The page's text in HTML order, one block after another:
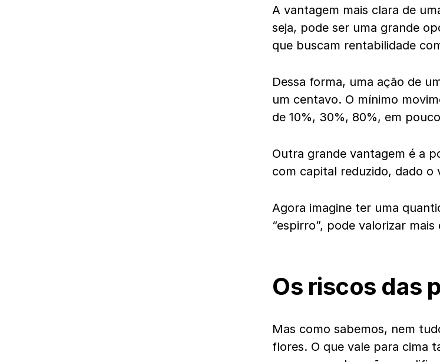
A vantagem mais clara de
seja, pode ser uma grande
que buscam rentabilidade
Dessa forma, uma ação de
um centavo. O mínimo
de 10%, 30%, 80%, em
Outra grande vantagem é a
com capital reduzido, dado o
Agora imagine ter uma
“espirro”, pode valorizar mais
Os riscos das
Mas como sabemos, nem
flores. O que vale para cima